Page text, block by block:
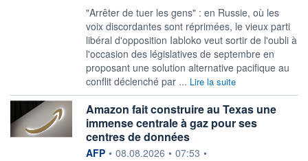
"Arrêter de tuer les gens" : en Russie, où les
voix discordantes sont réprimées, le vieux parti
libéral d'opposition Iabloko veut sortir de l'oubli à
l'occasion des législatives de septembre en
proposant une solution alternative pacifique au
conflit déclenché par ... Lire la suite
Amazon fait construire au Texas une
immense centrale à gaz pour ses
centres de données
information fournie par
AFP • 08.08.2026 • 07:53 •